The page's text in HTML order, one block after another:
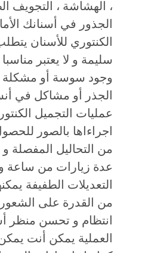
، الهشاشة ، التجويف
الجذور في أسنانك
الكنتوري للأسنان
سليمة و لا يعتبر
وجود سوسة أو مشكلة
الجذر أو مشاكل في
عمليات التجميل
اجراءاها بالصور
من التحاليل المفصلة
عدة زيارات من ساعة
التعديلات الطفيفة
من القدرة على
انتظام و تحسن منظر
العملية يمكن أنت